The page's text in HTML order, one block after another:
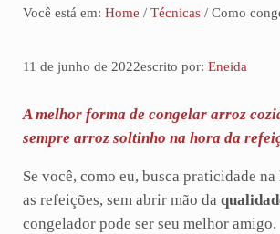
Você está em: Home / Técnicas /Como
11 de junho de 2022escrito por: Eneida
A melhor forma de congelar arroz
sempre arroz soltinho na hora da
Se você, como eu, busca praticidade
as refeições, sem abrir mão da
congelador pode ser seu melhor amigo.